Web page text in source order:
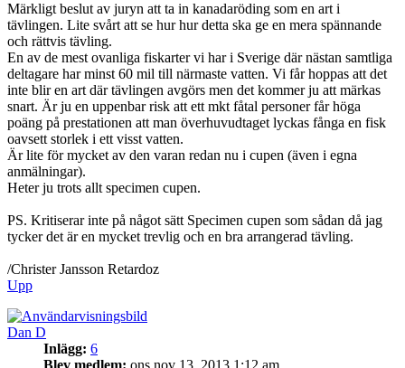
Märkligt beslut av juryn att ta in kanadaröding som en art i
tävlingen. Lite svårt att se hur hur detta ska ge en mera spännande
och rättvis tävling.
En av de mest ovanliga fiskarter vi har i Sverige där nästan samtliga
deltagare har minst 60 mil till närmaste vatten. Vi får hoppas att det
inte blir en art där tävlingen avgörs men det kommer ju att märkas
snart. Är ju en uppenbar risk att ett mkt fåtal personer får höga
poäng på prestationen att man överhuvudtaget lyckas fånga en fisk
oavsett storlek i ett visst vatten.
Är lite för mycket av den varan redan nu i cupen (även i egna
anmälningar).
Heter ju trots allt specimen cupen.
PS. Kritiserar inte på något sätt Specimen cupen som sådan då jag
tycker det är en mycket trevlig och en bra arrangerad tävling.
/Christer Jansson Retardoz
Upp
Dan D
Inlägg: 6